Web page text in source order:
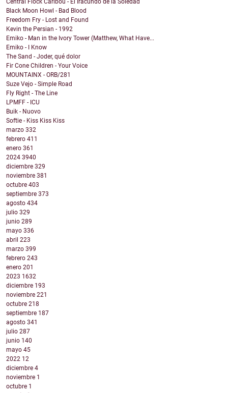
Central Flock Caribou - El Iracundo de la Soledad
Black Moon Howl - Bad Blood
Freedom Fry - Lost and Found
Kevin the Persian - 1992
Emiko - Man in the Ivory Tower (Matthew, What Have...
Emiko - I Know
The Sand - Joder, qué dolor
Fir Cone Children - Your Voice
MOUNTAINX - ORB/281
Suze Vejo - Simple Road
Fly Right - The Line
LPMFF - ICU
Buik - Nuovo
Softie - Kiss Kiss Kiss
marzo 332
febrero 411
enero 361
2024 3940
diciembre 329
noviembre 381
octubre 403
septiembre 373
agosto 434
julio 329
junio 289
mayo 336
abril 223
marzo 399
febrero 243
enero 201
2023 1632
diciembre 193
noviembre 221
octubre 218
septiembre 187
agosto 341
julio 287
junio 140
mayo 45
2022 12
diciembre 4
noviembre 1
octubre 1